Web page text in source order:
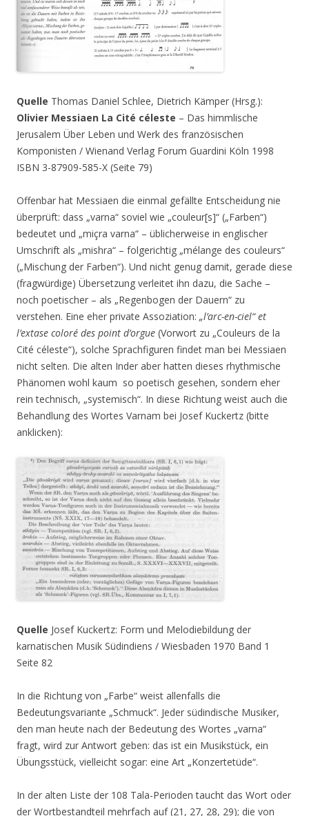
Quelle Thomas Daniel Schlee, Dietrich Kämper (Hrsg.):
Olivier Messiaen La Cité céleste – Das himmlische
Jerusalem Über Leben und Werk des französischen
Komponisten / Wienand Verlag Forum Guardini Köln 1998
ISBN 3-87909-585-X (Seite 79)
Offenbar hat Messiaen die einmal gefällte Entscheidung nie
überprüft: dass „varna“ soviel wie „couleur[s]“ („Farben“)
bedeutet und „miçra varna“ – üblicherweise in englischer
Umschrift als „mishra“ – folgerichtig „mélange des couleurs“
(„Mischung der Farben“). Und nicht genug damit, gerade diese
(fragwürdige) Übersetzung verleitet ihn dazu, die Sache –
noch poetischer – als „Regenbogen der Dauern“ zu
verstehen. Eine eher private Assoziation: „l’arc-en-ciel“ et
l’extase coloré des point d’orgue (Vorwort zu „Couleurs de la
Cité céleste“), solche Sprachfiguren findet man bei Messiaen
nicht selten. Die alten Inder aber hatten dieses rhythmische
Phänomen wohl kaum so poetisch gesehen, sondern eher
rein technisch, „systemisch“. In diese Richtung weist auch die
Behandlung des Wortes Varnam bei Josef Kuckertz (bitte
anklicken):
Quelle Josef Kuckertz: Form und Melodiebildung der
karnatischen Musik Südindiens / Wiesbaden 1970 Band 1
Seite 82
In die Richtung von „Farbe“ weist allenfalls die
Bedeutungsvariante „Schmuck“. Jeder südindische Musiker,
den man heute nach der Bedeutung des Wortes „varna“
fragt, wird zur Antwort geben: das ist ein Musikstück, ein
Übungsstück, vielleicht sogar: eine Art „Konzertetüde“.
In der alten Liste der 108 Tala-Perioden taucht das Wort oder
der Wortbestandteil mehrfach auf (21, 27, 28, 29); die von